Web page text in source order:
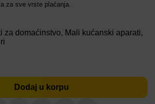
za sve vrste plaćanja.
za domaćinstvo, Mali kućanski aparati,
Dodaj u korpu